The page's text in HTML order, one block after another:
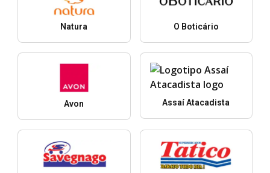
Natura O Boticário
Avon Assaí Atacadista